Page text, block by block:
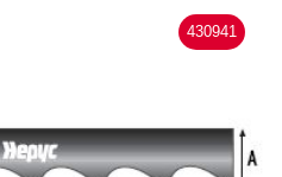
430941